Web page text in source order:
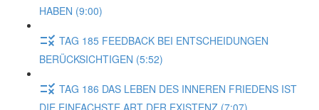
HABEN (9:00)
TAG 185 FEEDBACK BEI ENTSCHEIDUNGEN
BERÜCKSICHTIGEN (5:52)
TAG 186 DAS LEBEN DES INNEREN FRIEDENS IST
DIE EINFACHSTE ART DER EXISTENZ (7:07)